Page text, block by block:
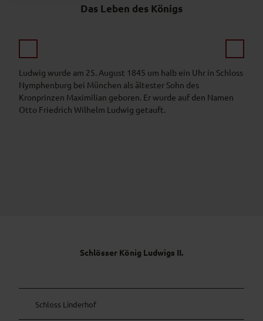
Das Leben des Königs
Ludwig wurde am 25. August 1845 um halb ein Uhr in Schloss
Nymphenburg bei München als ältester Sohn des
Kronprinzen Maximilian geboren. Er wurde auf den Namen
Otto Friedrich Wilhelm Ludwig getauft.
Schlösser König Ludwigs II.
Schloss Linderhof